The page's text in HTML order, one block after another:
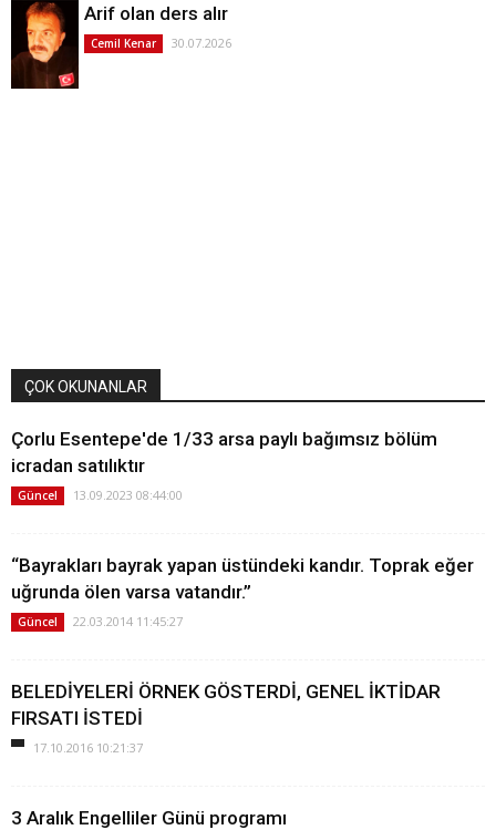
Arif olan ders alır
Cemil Kenar 30.07.2026
ÇOK OKUNANLAR
Çorlu Esentepe'de 1/33 arsa paylı bağımsız bölüm
icradan satılıktır
Güncel 13.09.2023 08:44:00
“Bayrakları bayrak yapan üstündeki kandır. Toprak eğer
uğrunda ölen varsa vatandır.”
Güncel 22.03.2014 11:45:27
BELEDİYELERİ ÖRNEK GÖSTERDİ, GENEL İKTİDAR
FIRSATI İSTEDİ
17.10.2016 10:21:37
3 Aralık Engelliler Günü programı